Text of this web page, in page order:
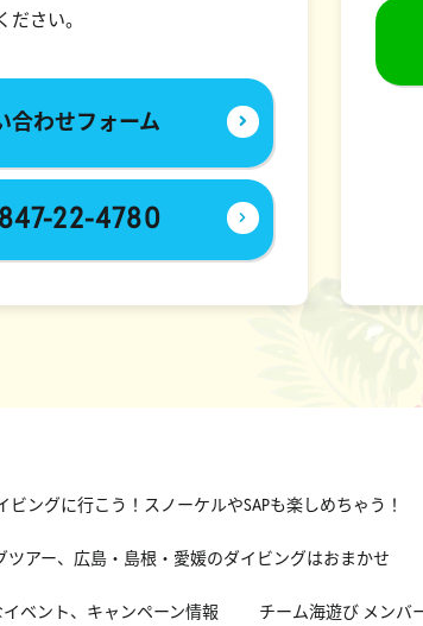
さい。
合わせフォーム
22-4780
ビングに行こう！スノーケルやSAPも楽しめちゃう！
ツアー、広島・島根・愛媛のダイビングはおまかせ
ベント、キャンペーン情報 チーム海遊び メンバ